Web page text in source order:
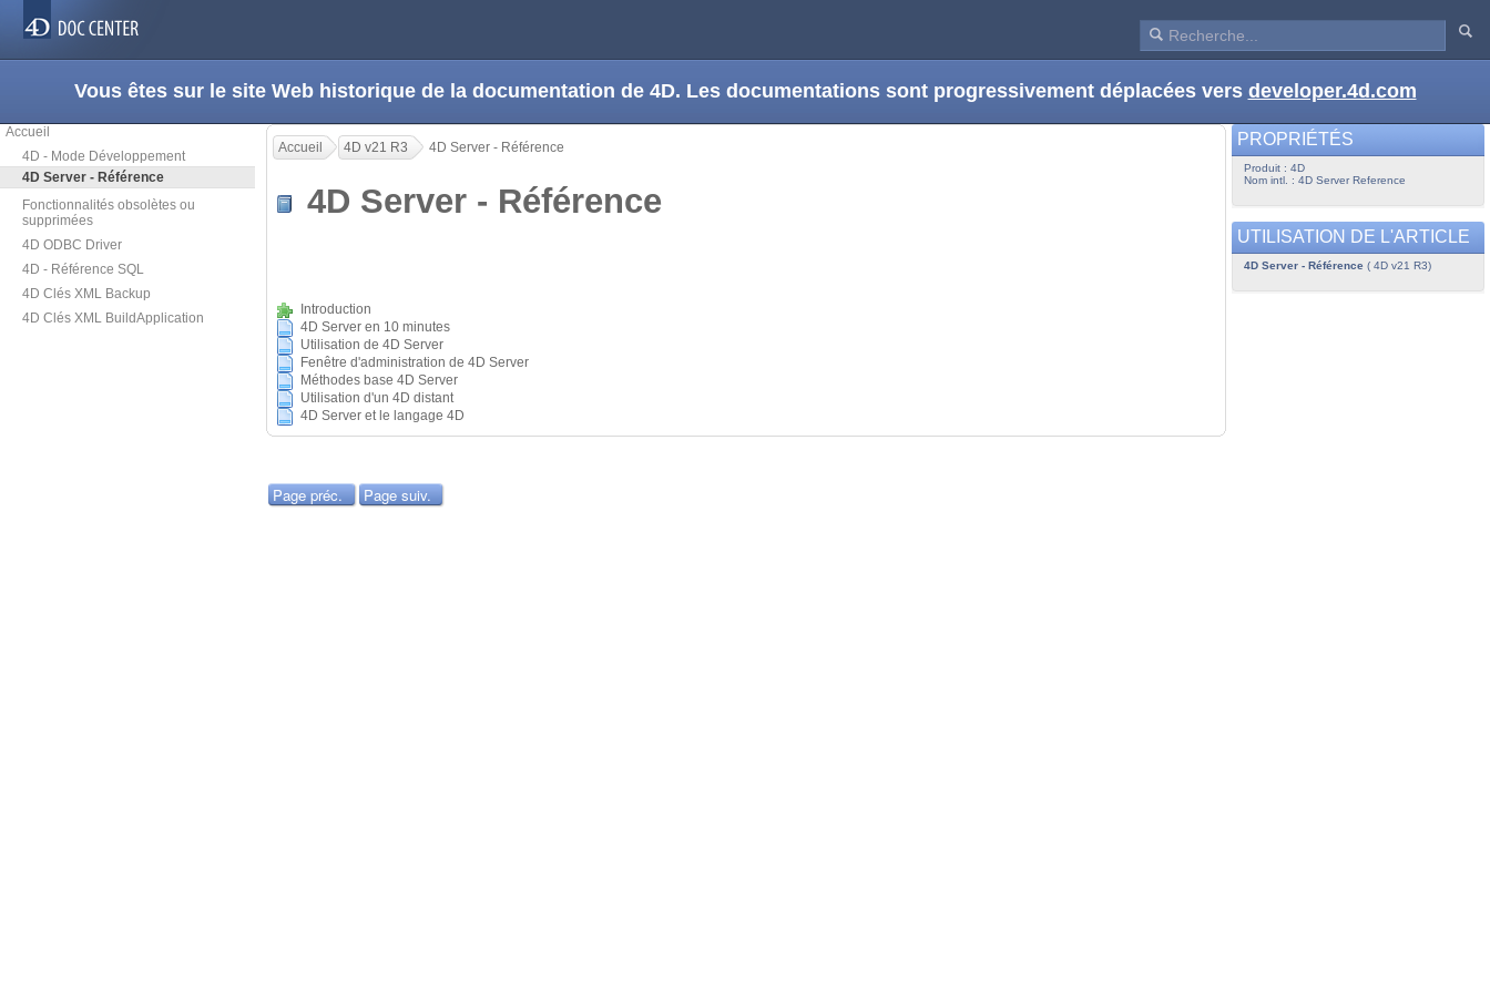
Vous êtes sur le site Web historique de la documentation de 4D. Les documentations sont progressivement déplacées vers developer.4d.com
Accueil
4D - Mode Développement
4D Server - Référence
Fonctionnalités obsolètes ou
supprimées
4D ODBC Driver
4D - Référence SQL
4D Clés XML Backup
4D Clés XML BuildApplication
Accueil 4D v21 R3 4D Server - Référence
4D Server - Référence
Introduction
4D Server en 10 minutes
Utilisation de 4D Server
Fenêtre d'administration de 4D Server
Méthodes base 4D Server
Utilisation d'un 4D distant
4D Server et le langage 4D
Page préc. Page suiv.
PROPRIÉTÉS
Produit : 4D
Nom intl. : 4D Server Reference
UTILISATION DE L'ARTICLE
4D Server - Référence( 4D v21 R3)